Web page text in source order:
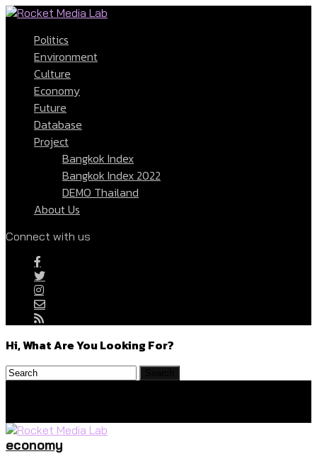
Politics
Environment
Culture
Economy
Future
Database
Project
Bangkok Index
Bangkok Index 2022
DEMO Thailand
About Us
Connect with us
Hi, What Are You Looking For?
economy